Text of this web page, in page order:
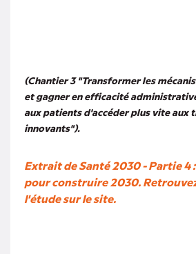
(Chantier 3 "Transformer les
et gagner en efficacité
aux patients d'accéder plus vite aux
innovants").
Extrait de Santé 2030 - Partie 4
pour construire 2030.
l'étude sur le site.